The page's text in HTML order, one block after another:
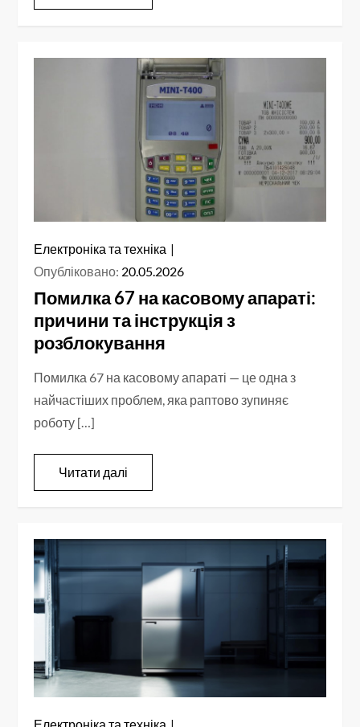
Електроніка та техніка
Опубліковано: 20.05.2026
Помилка 67 на касовому апараті:
причини та інструкція з
розблокування
Помилка 67 на касовому апараті — це одна з
найчастіших проблем, яка раптово зупиняє
роботу […]
Читати далі